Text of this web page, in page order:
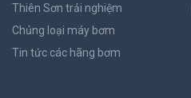
Thiên Sơn trải nghiệm
Chủng loại máy bơm
Tin tức các hãng bơm